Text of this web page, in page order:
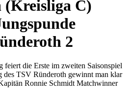
(Kreisliga C)
2
feiert die Erste im zweiten Saisonspiel
des TSV Ründeroth gewinnt man klar
Ronnie Schmidt Matchwinner